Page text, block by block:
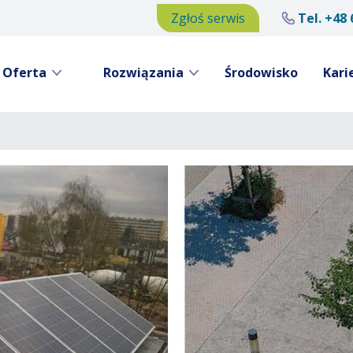
treści
Zgłoś serwis Tel. +48
Oferta Rozwiązania Środowisko